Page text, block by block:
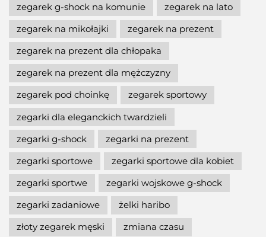
zegarek g-shock na komunie
zegarek na lato
zegarek na mikołajki
zegarek na prezent
zegarek na prezent dla chłopaka
zegarek na prezent dla mężczyzny
zegarek pod choinkę
zegarek sportowy
zegarki dla eleganckich twardzieli
zegarki g-shock
zegarki na prezent
zegarki sportowe
zegarki sportowe dla kobiet
zegarki sportwe
zegarki wojskowe g-shock
zegarki zadaniowe
żelki haribo
złoty zegarek męski
zmiana czasu